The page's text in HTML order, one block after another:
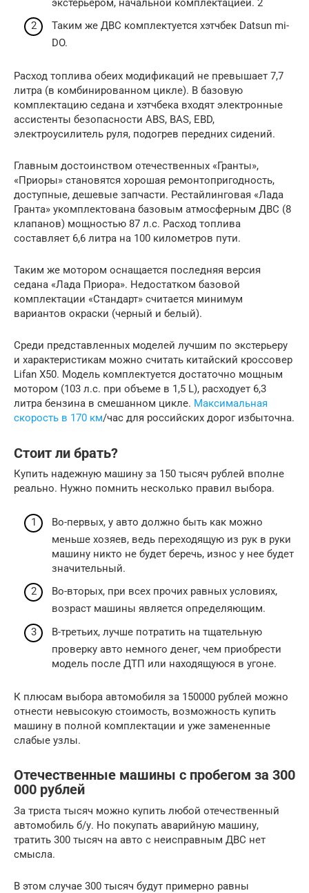
экстерьером, начальной комплектацией. 2
Таким же ДВС комплектуется хэтчбек Datsun mi-
DO.
Расход топлива обеих модификаций не превышает 7,7
литра (в комбинированном цикле). В базовую
комплектацию седана и хэтчбека входят электронные
ассистенты безопасности ABS, BAS, EBD,
электроусилитель руля, подогрев передних сидений.
Главным достоинством отечественных «Гранты»,
«Приоры» становятся хорошая ремонтопригодность,
доступные, дешевые запчасти. Рестайлинговая «Лада
Гранта» укомплектована базовым атмосферным ДВС (8
клапанов) мощностью 87 л.с. Расход топлива
составляет 6,6 литра на 100 километров пути.
Таким же мотором оснащается последняя версия
седана «Лада Приора». Недостатком базовой
комплектации «Стандарт» считается минимум
вариантов окраски (черный и белый).
Среди представленных моделей лучшим по экстерьеру
и характеристикам можно считать китайский кроссовер
Lifan X50. Модель комплектуется достаточно мощным
мотором (103 л.с. при объеме в 1,5 L), расходует 6,3
литра бензина в смешанном цикле. Максимальная
скорость в 170 км/час для российских дорог избыточна.
Стоит ли брать?
Купить надежную машину за 150 тысяч рублей вполне
реально. Нужно помнить несколько правил выбора.
Во-первых, у авто должно быть как можно
меньше хозяев, ведь переходящую из рук в руки
машину никто не будет беречь, износ у нее будет
значительный.
Во-вторых, при всех прочих равных условиях,
возраст машины является определяющим.
В-третьих, лучше потратить на тщательную
проверку авто немного денег, чем приобрести
модель после ДТП или находящуюся в угоне.
К плюсам выбора автомобиля за 150000 рублей можно
отнести невысокую стоимость, возможность купить
машину в полной комплектации и уже замененные
слабые узлы.
Отечественные машины с пробегом за 300
000 рублей
За триста тысяч можно купить любой отечественный
автомобиль б/у. Но покупать аварийную машину,
тратить 300 тысяч на авто с неисправным ДВС нет
смысла.
В этом случае 300 тысяч будут примерно равны